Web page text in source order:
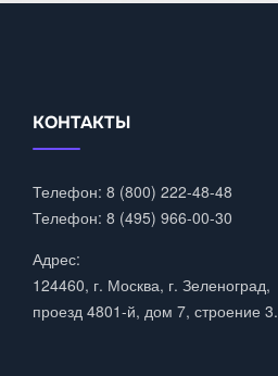
КОНТАКТЫ
Телефон: 8 (800) 222-48-48
Телефон: 8 (495) 966-00-30
Адрес:
124460, г. Москва, г. Зеленоград,
проезд 4801-й, дом 7, строение 3.